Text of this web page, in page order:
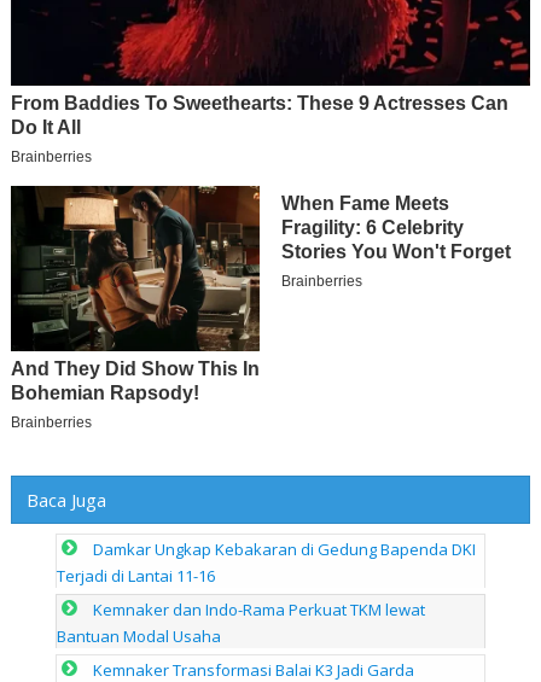
Baca Juga
Damkar Ungkap Kebakaran di Gedung Bapenda DKI
Terjadi di Lantai 11-16
Kemnaker dan Indo-Rama Perkuat TKM lewat
Bantuan Modal Usaha
Kemnaker Transformasi Balai K3 Jadi Garda